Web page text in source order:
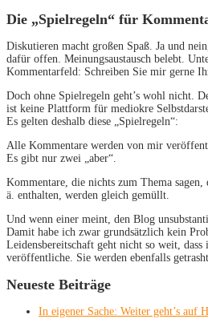
Die „Spielregeln“ für
Diskutieren macht großen Spaß. Ja und
dafür offen. Meinungsaustausch belebt.
Kommentarfeld: Schreiben Sie mir gerne
Doch ohne Spielregeln geht’s wohl nicht.
ist keine Plattform für mediokre
Es gelten deshalb diese „Spielregeln“:
Alle Kommentare werden von mir
Es gibt nur zwei „aber“.
Kommentare, die nichts zum Thema
ä. enthalten, werden gleich gemüllt.
Und wenn einer meint, den Blog
Damit habe ich zwar grundsätzlich kein
Leidensbereitschaft geht nicht so weit,
veröffentliche. Sie werden ebenfalls
Neueste Beiträge
In eigener Sache: Weiter geht’s auf